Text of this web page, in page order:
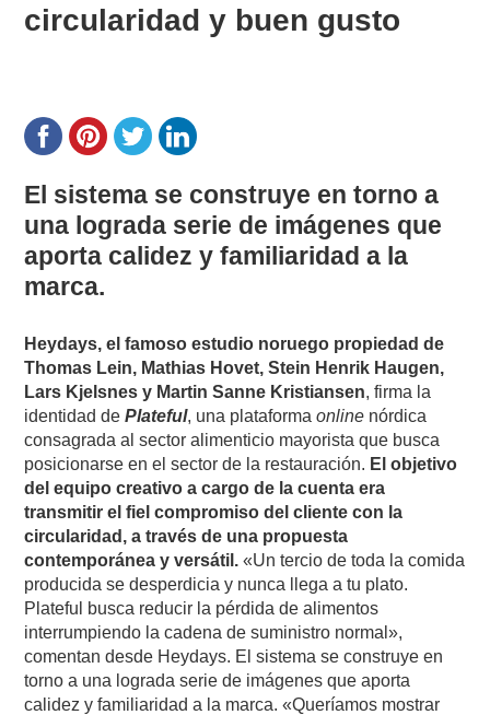
circularidad y buen gusto
El sistema se construye en torno a
una lograda serie de imágenes que
aporta calidez y familiaridad a la
marca.
Heydays, el famoso estudio noruego propiedad de
Thomas Lein, Mathias Hovet, Stein Henrik Haugen,
Lars Kjelsnes y Martin Sanne Kristiansen, firma la
identidad dePlateful, una plataformaonline nórdica
consagrada al sector alimenticio mayorista que busca
posicionarse en el sector de la restauración. El objetivo
del equipo creativo a cargo de la cuenta era
transmitir el fiel compromiso del cliente con la
circularidad, a través de una propuesta
contemporánea y versátil. «Un tercio de toda la comida
producida se desperdicia y nunca llega a tu plato.
Plateful busca reducir la pérdida de alimentos
interrumpiendo la cadena de suministro normal»,
comentan desde Heydays. El sistema se construye en
torno a una lograda serie de imágenes que aporta
calidez y familiaridad a la marca. «Queríamos mostrar